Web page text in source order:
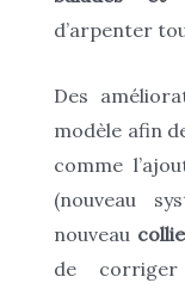
d’arpenter
Des
modèle afin
comme
(nouveau
nouveau
de